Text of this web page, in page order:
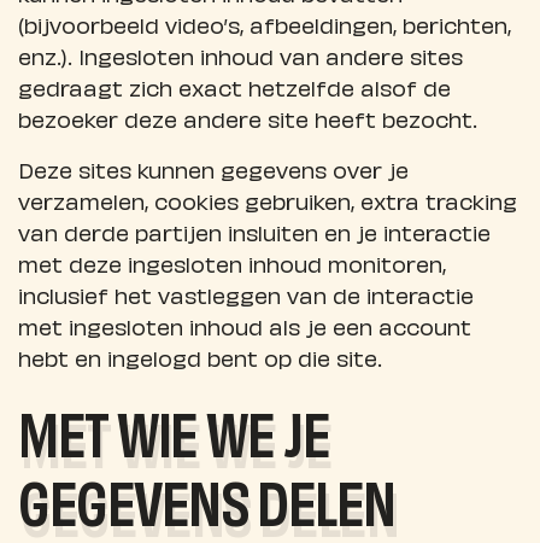
(bijvoorbeeld video’s, afbeeldingen, berichten,
enz.). Ingesloten inhoud van andere sites
gedraagt zich exact hetzelfde alsof de
bezoeker deze andere site heeft bezocht.
Deze sites kunnen gegevens over je
verzamelen, cookies gebruiken, extra tracking
van derde partijen insluiten en je interactie
met deze ingesloten inhoud monitoren,
inclusief het vastleggen van de interactie
met ingesloten inhoud als je een account
hebt en ingelogd bent op die site.
MET WIE WE JE
GEGEVENS DELEN